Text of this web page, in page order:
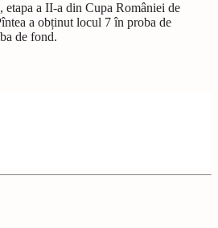
a II-a din Cupa României de
a obținut locul 7 în proba de
de fond.